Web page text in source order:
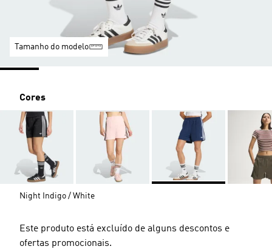
Tamanho do modelo
Cores
Night Indigo / White
Este produto está excluído de alguns descontos e
ofertas promocionais.